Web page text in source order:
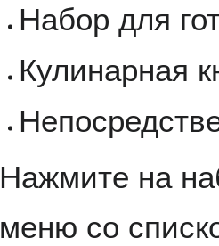
Набор для
Кулинарная
Нажмите на
меню со